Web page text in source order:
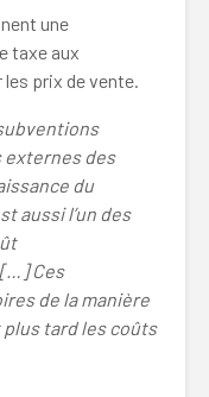
une
taxe aux
prix de vente.
des
du
aussi l’un des
Ces
de la manière
tard les coûts